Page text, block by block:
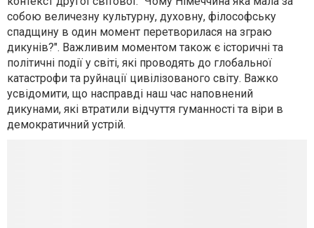
собою величезну культурну, духовну, філософську
спадщину в один момент перетворилася на зграю
дикунів?". Важливим моментом також є історичні та
політичні події у світі, які проводять до глобальної
катастрофи та руйнації цивілізованого світу. Важко
усвідомити, що насправді наш час наповнений
дикунами, які втратили відчуття гуманності та віри в
демократичний устрій.